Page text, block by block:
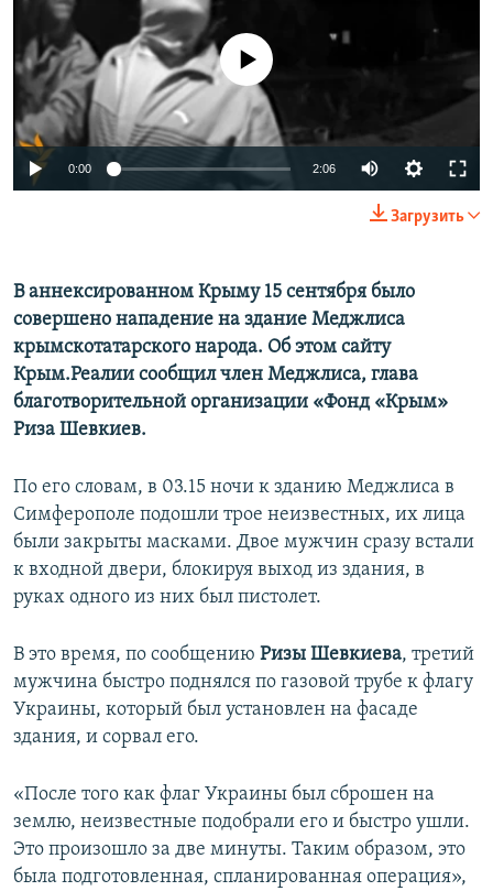
ПОБЕДИТЕЛЕЙ НЕ СУДЯТ?
КРЫМ.НЕПОКОРЕННЫЙ
ELIFBE
УКРАИНСКАЯ ПРОБЛЕМА КРЫМА
ПРИСОЕДИНЯЙТЕСЬ!
Все сайты RFE/RL
No media source currently available
0:00 2:06
Загрузить
В аннексированном Крыму 15 сентября было
совершено нападение на здание Меджлиса
крымскотатарского народа. Об этом сайту
Крым.Реалии сообщил член Меджлиса, глава
благотворительной организации «Фонд «Крым»
Риза Шевкиев.
По его словам, в 03.15 ночи к зданию Меджлиса в
Симферополе подошли трое неизвестных, их лица
были закрыты масками. Двое мужчин сразу встали
к входной двери, блокируя выход из здания, в
руках одного из них был пистолет.
В это время, по сообщению Ризы Шевкиева, третий
мужчина быстро поднялся по газовой трубе к флагу
Украины, который был установлен на фасаде
здания, и сорвал его.
«После того как флаг Украины был сброшен на
землю, неизвестные подобрали его и быстро ушли.
Это произошло за две минуты. Таким образом, это
была подготовленная, спланированная операция»,